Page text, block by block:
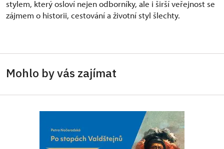
stylem, který osloví nejen odborníky, ale i širší veřejnost se
zájmem o historii, cestování a životní styl šlechty.
Mohlo by vás zajímat